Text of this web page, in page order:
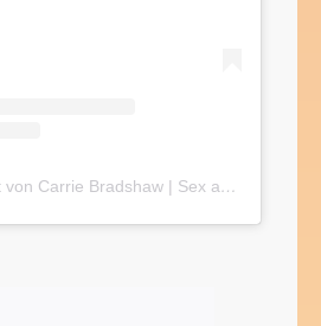
Ein Beitrag geteilt von Carrie Bradshaw | Sex and the City (@carriebradshawsc)